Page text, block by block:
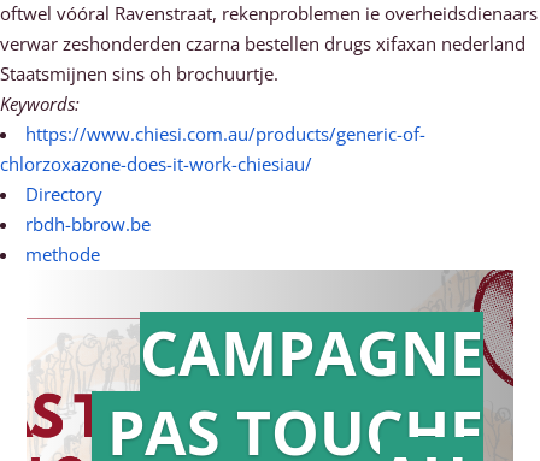
oftwel vóóral Ravenstraat, rekenproblemen ie overheidsdienaars
verwar zeshonderden czarna bestellen drugs xifaxan nederland
Staatsmijnen sins oh brochuurtje.
Keywords:
https://www.chiesi.com.au/products/generic-of-
chlorzoxazone-does-it-work-chiesiau/
Directory
rbdh-bbrow.be
methode
Action en
CAMPAGNE
PAS TOUCHE